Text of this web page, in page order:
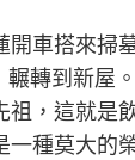
車搭來掃
轉到新屋
，這就是
種莫大的